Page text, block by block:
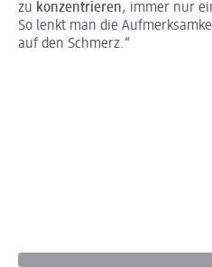
zu konzentrieren, immer nur
So lenkt man die
auf den Schmerz.“